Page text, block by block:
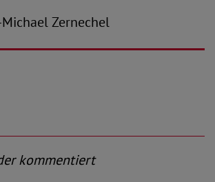
Michael Zernechel
kommentiert